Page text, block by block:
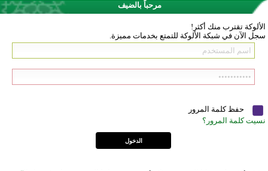
مرحباً بالضيف
الألوكة تقترب منك أكثر!
سجل الآن في شبكة الألوكة للتمتع بخدمات مميزة.
حفظ كلمة المرور
نسيت كلمة المرور؟